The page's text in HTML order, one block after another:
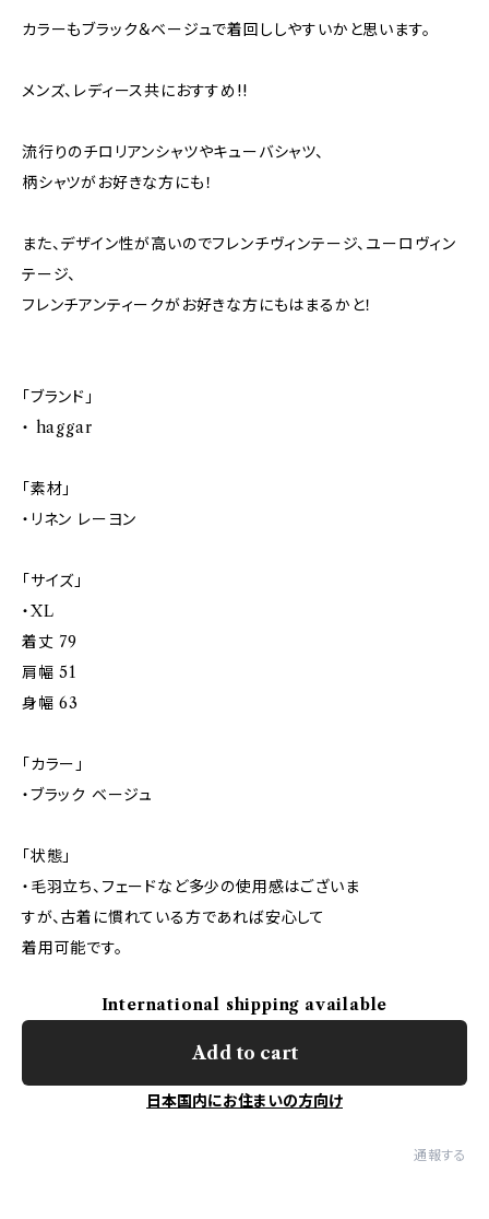
カラーもブラック＆ベージュで着回ししやすいかと思います。
メンズ、レディース共におすすめ!!
流行りのチロリアンシャツやキューバシャツ、
柄シャツがお好きな方にも！
また、デザイン性が高いのでフレンチヴィンテージ、ユーロヴィン
テージ、
フレンチアンティークがお好きな方にもはまるかと！
「ブランド」
・ haggar
「素材」
・リネン レーヨン
「サイズ」
・XL
着丈 79
肩幅 51
身幅 63
「カラー」
・ブラック ベージュ
「状態」
・毛羽立ち、フェードなど多少の使用感はございま
すが、古着に慣れている方であれば安心して
着用可能です。
International shipping available
Add to cart
日本国内にお住まいの方向け
通報する